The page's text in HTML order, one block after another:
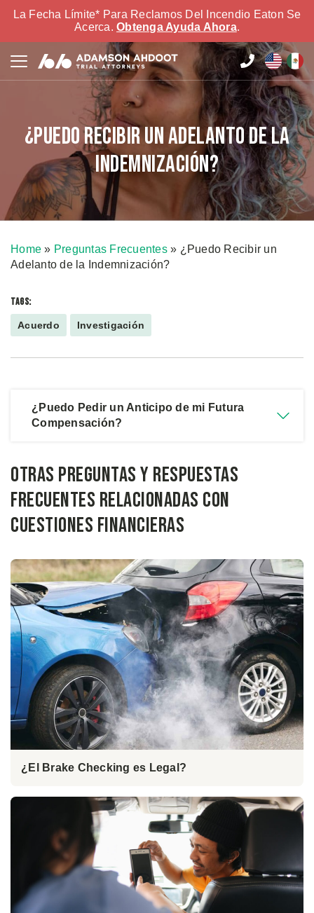
La Fecha Límite* Para Reclamos Del Incendio Eaton Se
Acerca. Obtenga Ayuda Ahora.
¿Puedo Recibir un Adelanto de la
Indemnización?
Home » Preguntas Frecuentes» ¿Puedo Recibir un
Adelanto de la Indemnización?
TAGS:
Acuerdo Investigación
¿Puedo Pedir un Anticipo de mi Futura
Compensación?
Otras preguntas y respuestas
frecuentes relacionadas con
cuestiones financieras
¿El Brake Checking es Legal?